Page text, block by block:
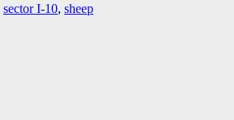
sector I-10, sheep